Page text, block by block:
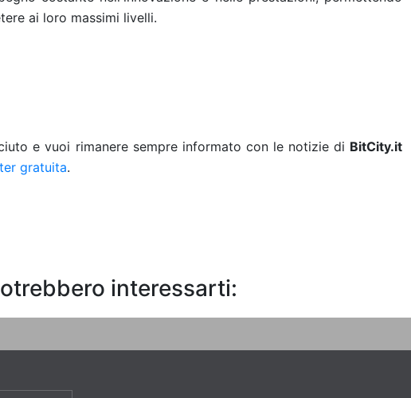
ai loro massimi livelli.
e vuoi rimanere sempre informato con le notizie di BitCity.it
gratuita.
interessarti: